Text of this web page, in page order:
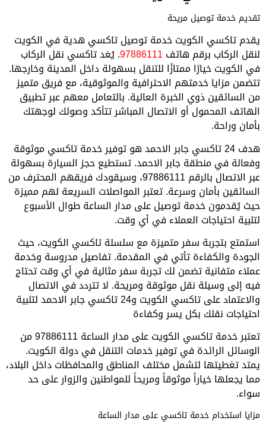
تقديم خدمة توصيل مريحة
يقدم تاكسي الكويت خدمة توصيل تاكسي هدية في الكويت
لنقل الركاب برقم هاتف97886111. يُعَد تاكسي نقل الركاب
في الكويت خيارًا ممتازًا للتنقل بسهولة داخل المدينة وخارجها.
تتضمن مزايا خدمتهم الاحترافية والموثوقية، مع فريق متميز
من السائقين ذوي الخبرة العالية. بالتعامل معهم عبر تطبيق
الهاتف المحمول أو الاتصال المباشر تتأكد وصولك لوجهتك
بأمان وراحة.
هدف 24 تاكسي جابر الاحمد هو توفير خدمة تاكسي موثوقة
وفعالة في منطقة جابر الاحمد. تستطيع حجز السيارة بسهولة
عبر الاتصال بالرقم 97886111، وسيقودك فريقهم المحترف من
السائقين بأمان وسرعة. تعتبر المواصلات السريعة لهم مميزة
حيث يُقدمون خدمة توصيل على مدار الساعة طوال الأسبوع
لتلبية احتياجات العملاء في أي وقت.
استمتع بتجربة سفر متميزة مع سلسلة تاكسي الكويت، حيث
الجودة والكفاءة تأتي في المقدمة. تفاصيل مدروسة وخدمة
عملاء متفانية تضمن لك تجربة سفر مثالية في أي وقت تحتاج
فيه إلى وسيلة نقل موثوقة ومريحة. لا تتردد في الاتصال
والاعتماد على تاكسي الكويت و24 تاكسي جابر الاحمد لتلبية
احتياجات نقلك بكل يسر وكفاءة
تعتبر خدمة تاكسي الكويت على مدار الساعة 97886111 من
الوسائل الرائدة في توفير خدمات التنقل في دولة الكويت.
يمتد تغطيتها لتشمل مختلف المناطق والمحافظات داخل البلاد،
مما يجعلها خياراً موثوقاً ومريحاً للمواطنين والزوار على حد
سواء.
مزايا استخدام خدمة تاكسي على مدار الساعة